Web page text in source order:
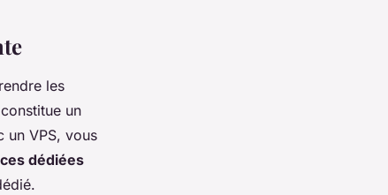
les
un
un VPS, vous
dédiées